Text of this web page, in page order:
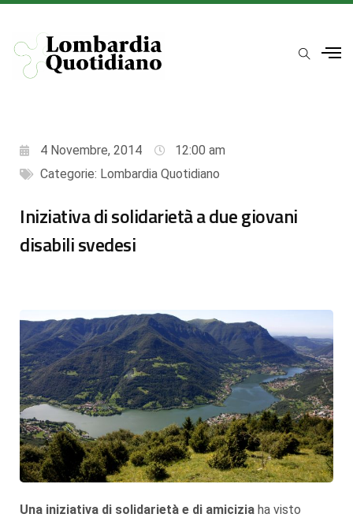
4 Novembre, 2014
12:00 am
Categorie: Lombardia Quotidiano
Iniziativa di solidarietà a due giovani
disabili svedesi
Una iniziativa di solidarietà e di amicizia ha visto